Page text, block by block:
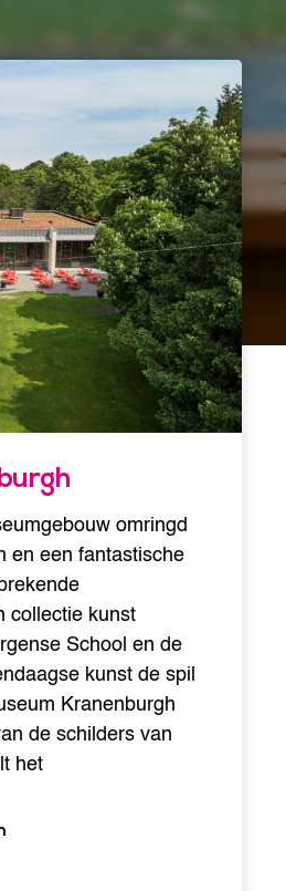
omringd
en een fantastische
collectie kunst
School en de
kunst de spil
Kranenburgh
de schilders van
het